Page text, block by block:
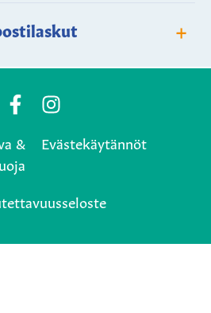
+
Posio
Facebook
page
Posio
Instagram
&
Evästekäytännöt